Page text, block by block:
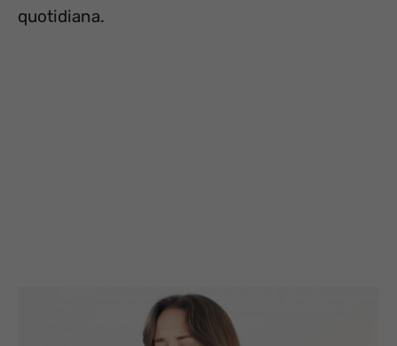
quotidiana.